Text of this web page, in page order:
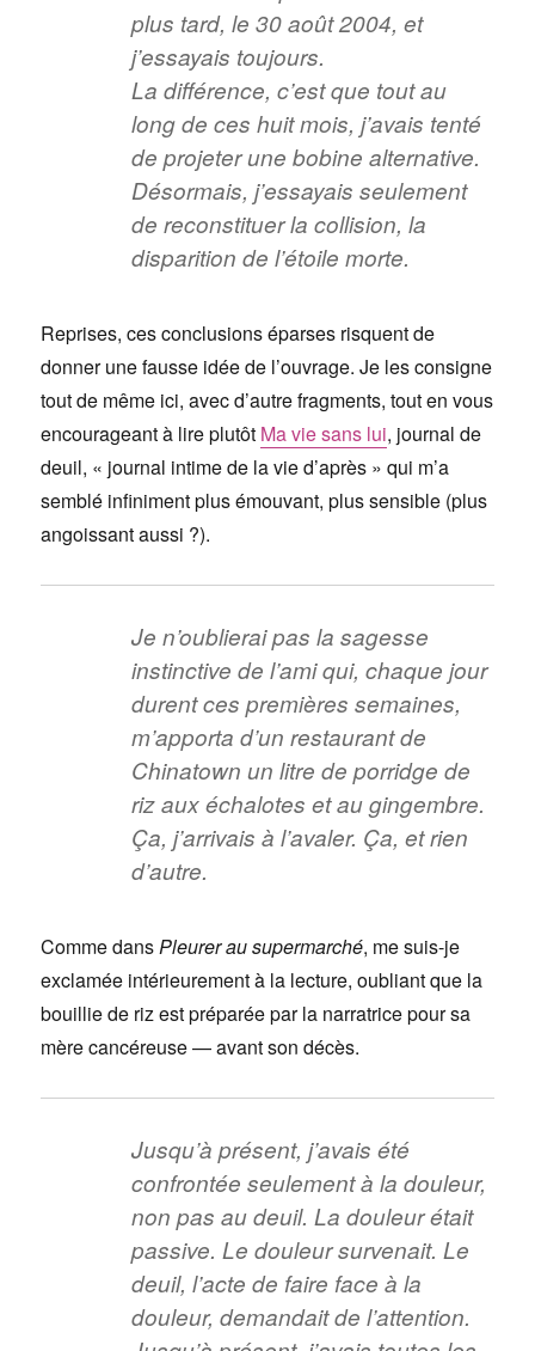
plus tard, le 30 août 2004, et
j’essayais toujours.
La différence, c’est que tout au
long de ces huit mois, j’avais tenté
de projeter une bobine alternative.
Désormais, j’essayais seulement
de reconstituer la collision, la
disparition de l’étoile morte.
Reprises, ces conclusions éparses risquent de
donner une fausse idée de l’ouvrage. Je les consigne
tout de même ici, avec d’autre fragments, tout en vous
encourageant à lire plutôt Ma vie sans lui, journal de
deuil, « journal intime de la vie d’après » qui m’a
semblé infiniment plus émouvant, plus sensible (plus
angoissant aussi ?).
Je n’oublierai pas la sagesse
instinctive de l’ami qui, chaque jour
durent ces premières semaines,
m’apporta d’un restaurant de
Chinatown un litre de porridge de
riz aux échalotes et au gingembre.
Ça, j’arrivais à l’avaler. Ça, et rien
d’autre.
Comme dansPleurer au supermarché, me suis-je
exclamée intérieurement à la lecture, oubliant que la
bouillie de riz est préparée par la narratrice pour sa
mère cancéreuse — avant son décès.
Jusqu’à présent, j’avais été
confrontée seulement à la douleur,
non pas au deuil. La douleur était
passive. Le douleur survenait. Le
deuil, l’acte de faire face à la
douleur, demandait de l’attention.